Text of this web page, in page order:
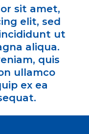
sit amet,
elit, sed
ut
aliqua.
quis
ullamco
ex ea